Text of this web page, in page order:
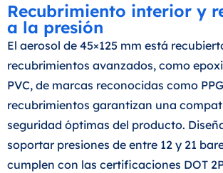
Recubrimiento interior y
a la presión
El aerosol de 45×125 mm está
recubrimientos avanzados, como
PVC, de marcas reconocidas como
recubrimientos garantizan una
seguridad óptimas del producto.
soportar presiones de entre 12 y 21
cumplen con las certificaciones DOT